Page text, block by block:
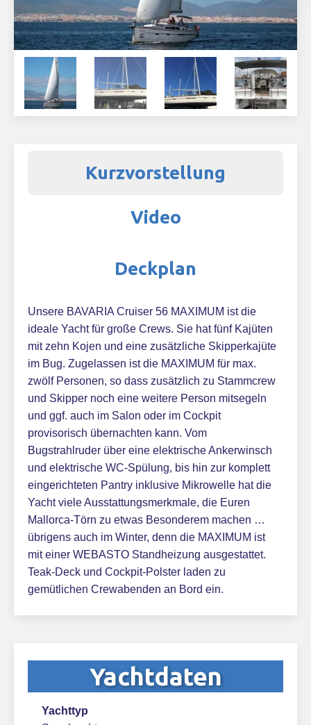
Kurzvorstellung
Video
Deckplan
Unsere BAVARIA Cruiser 56 MAXIMUM ist die
ideale Yacht für große Crews. Sie hat fünf Kajüten
mit zehn Kojen und eine zusätzliche Skipperkajüte
im Bug. Zugelassen ist die MAXIMUM für max.
zwölf Personen, so dass zusätzlich zu Stammcrew
und Skipper noch eine weitere Person mitsegeln
und ggf. auch im Salon oder im Cockpit
provisorisch übernachten kann. Vom
Bugstrahlruder über eine elektrische Ankerwinsch
und elektrische WC-Spülung, bis hin zur komplett
eingerichteten Pantry inklusive Mikrowelle hat die
Yacht viele Ausstattungsmerkmale, die Euren
Mallorca-Törn zu etwas Besonderem machen …
übrigens auch im Winter, denn die MAXIMUM ist
mit einer WEBASTO Standheizung ausgestattet.
Teak-Deck und Cockpit-Polster laden zu
gemütlichen Crewabenden an Bord ein.
Yachtdaten
Yachttyp